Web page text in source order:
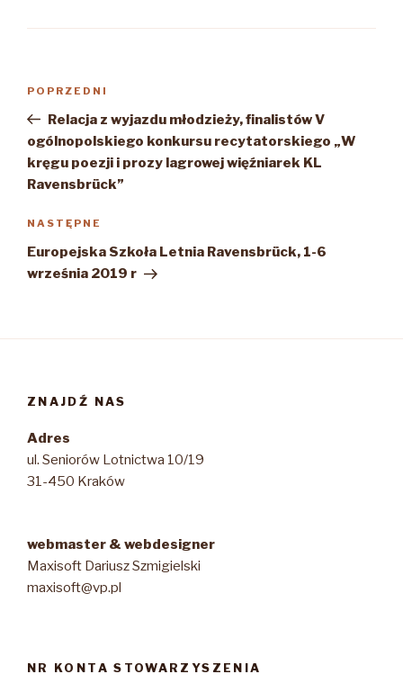
Poprzedni
wpis
POPRZEDNI
Relacja z wyjazdu młodzieży, finalistów V
ogólnopolskiego konkursu recytatorskiego „W
kręgu poezji i prozy lagrowej więźniarek KL
Ravensbrück”
Następny
wpis
NASTĘPNE
Europejska Szkoła Letnia Ravensbrück, 1-6
września 2019 r
ZNAJDŹ NAS
Adres
ul. Seniorów Lotnictwa 10/19
31-450 Kraków
webmaster & webdesigner
Maxisoft Dariusz Szmigielski
maxisoft@vp.pl
NR KONTA STOWARZYSZENIA